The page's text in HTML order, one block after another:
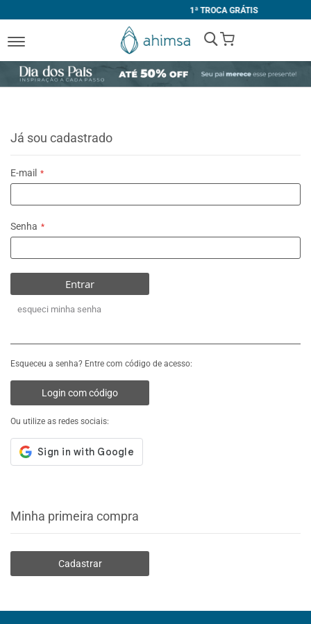
1ª TROCA GRÁTIS
My Cart
Já sou cadastrado
E-mail
Senha
Entrar
esqueci minha senha
Esqueceu a senha? Entre com código de acesso:
Login com código
Ou utilize as redes sociais:
Minha primeira compra
Cadastrar